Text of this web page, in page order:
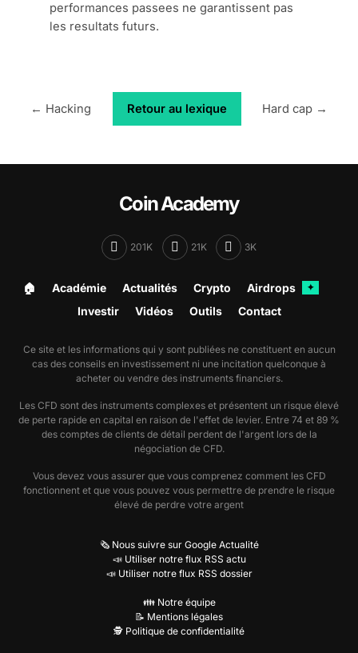
performances passees ne garantissent pas
les resultats futurs.
← Hacking Retour au lexique Hard cap →
Coin Academy
201K 21K 3K
🏠︎ Académie Actualités Crypto Airdrops ✦
Investir Vidéos Outils Contact
Ce site et les informations qui y sont publiées ne constituent en aucun
cas des conseils en investissement ni une incitation quelconque à
acheter ou vendre des instruments financiers.
Les CFD sont des instruments complexes et présentent un risque élevé
de perte rapide en capital en raison de l'effet de levier. Entre 74 et 89 %
des comptes de clients de détail perdent de l'argent lors de la
négociation de CFD.
Vous devez vous assurer que vous comprenez comment les CFD
fonctionnent et que vous pouvez vous permettre de prendre le risque
élevé de perdre votre argent
🗞️ Nous suivre sur Google Actualité
📣 Utiliser notre flux RSS actu
📣 Utiliser notre flux RSS dossier
👪 Notre équipe
📝 Mentions légales
🕵️ Politique de confidentialité